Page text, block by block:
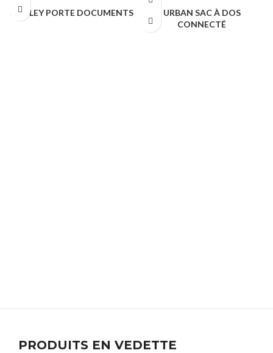
MARLEY PORTE DOCUMENTS
URBAN SAC À DOS
CONNECTÉ
PRODUITS EN VEDETTE